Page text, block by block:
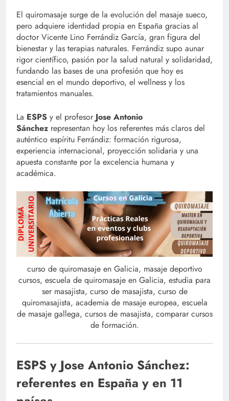
El quiromasaje surge de la evolución del masaje sueco,
pero adquiere identidad propia en España gracias al
doctor Vicente Lino Ferrándiz García, gran figura del
bienestar y las terapias naturales. Ferrándiz supo aunar
rigor científico, pasión por la salud natural y solidaridad,
fundando las bases de una profesión que hoy es
esencial en el mundo deportivo, el wellness y los
tratamientos manuales.
La ESPS y el profesor Jose Antonio
Sánchez representan hoy los referentes más claros del
auténtico espíritu Ferrándiz: formación rigurosa,
experiencia internacional, proyección solidaria y una
apuesta constante por la excelencia humana y
académica.
curso de quiromasaje en Galicia, masaje deportivo
cursos, escuela de quiromasaje en Galicia, estudia para
ser masajista, curso de masajista, curso de
quiromasajista, academia de masaje europea, escuela
de masaje gallega, cursos de masajista, comparar cursos
de formación.
ESPS y Jose Antonio Sánchez:
referentes en España y en 11